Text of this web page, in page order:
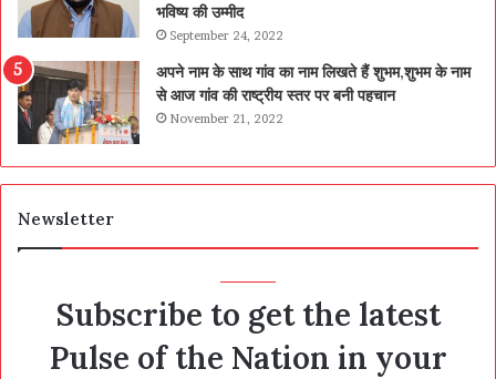
भविष्य की उम्मीद
September 24, 2022
अपने नाम के साथ गांव का नाम लिखते हैं शुभम,शुभम के नाम
से आज गांव की राष्ट्रीय स्तर पर बनी पहचान
November 21, 2022
Newsletter
Subscribe to get the latest
Pulse of the Nation in your